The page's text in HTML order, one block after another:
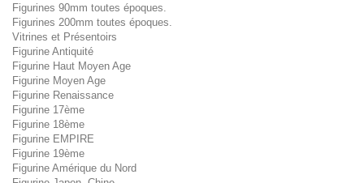
Figurines 90mm toutes époques.
Figurines 200mm toutes époques.
Vitrines et Présentoirs
Figurine Antiquité
Figurine Haut Moyen Age
Figurine Moyen Age
Figurine Renaissance
Figurine 17ème
Figurine 18ème
Figurine EMPIRE
Figurine 19ème
Figurine Amérique du Nord